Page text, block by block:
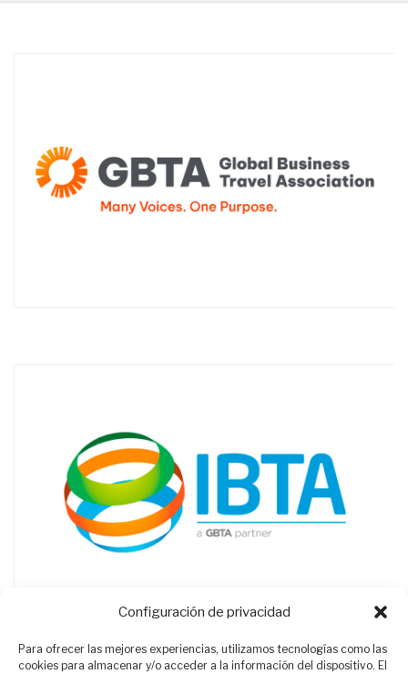
Configuración de privacidad
Para ofrecer las mejores experiencias, utilizamos tecnologías como las
cookies para almacenar y/o acceder a la información del dispositivo. El